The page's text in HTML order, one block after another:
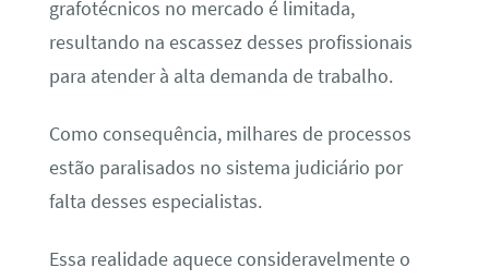
grafotécnicos no mercado é limitada,
resultando na escassez desses profissionais
para atender à alta demanda de trabalho.
Como consequência, milhares de processos
estão paralisados no sistema judiciário por
falta desses especialistas.
Essa realidade aquece consideravelmente o